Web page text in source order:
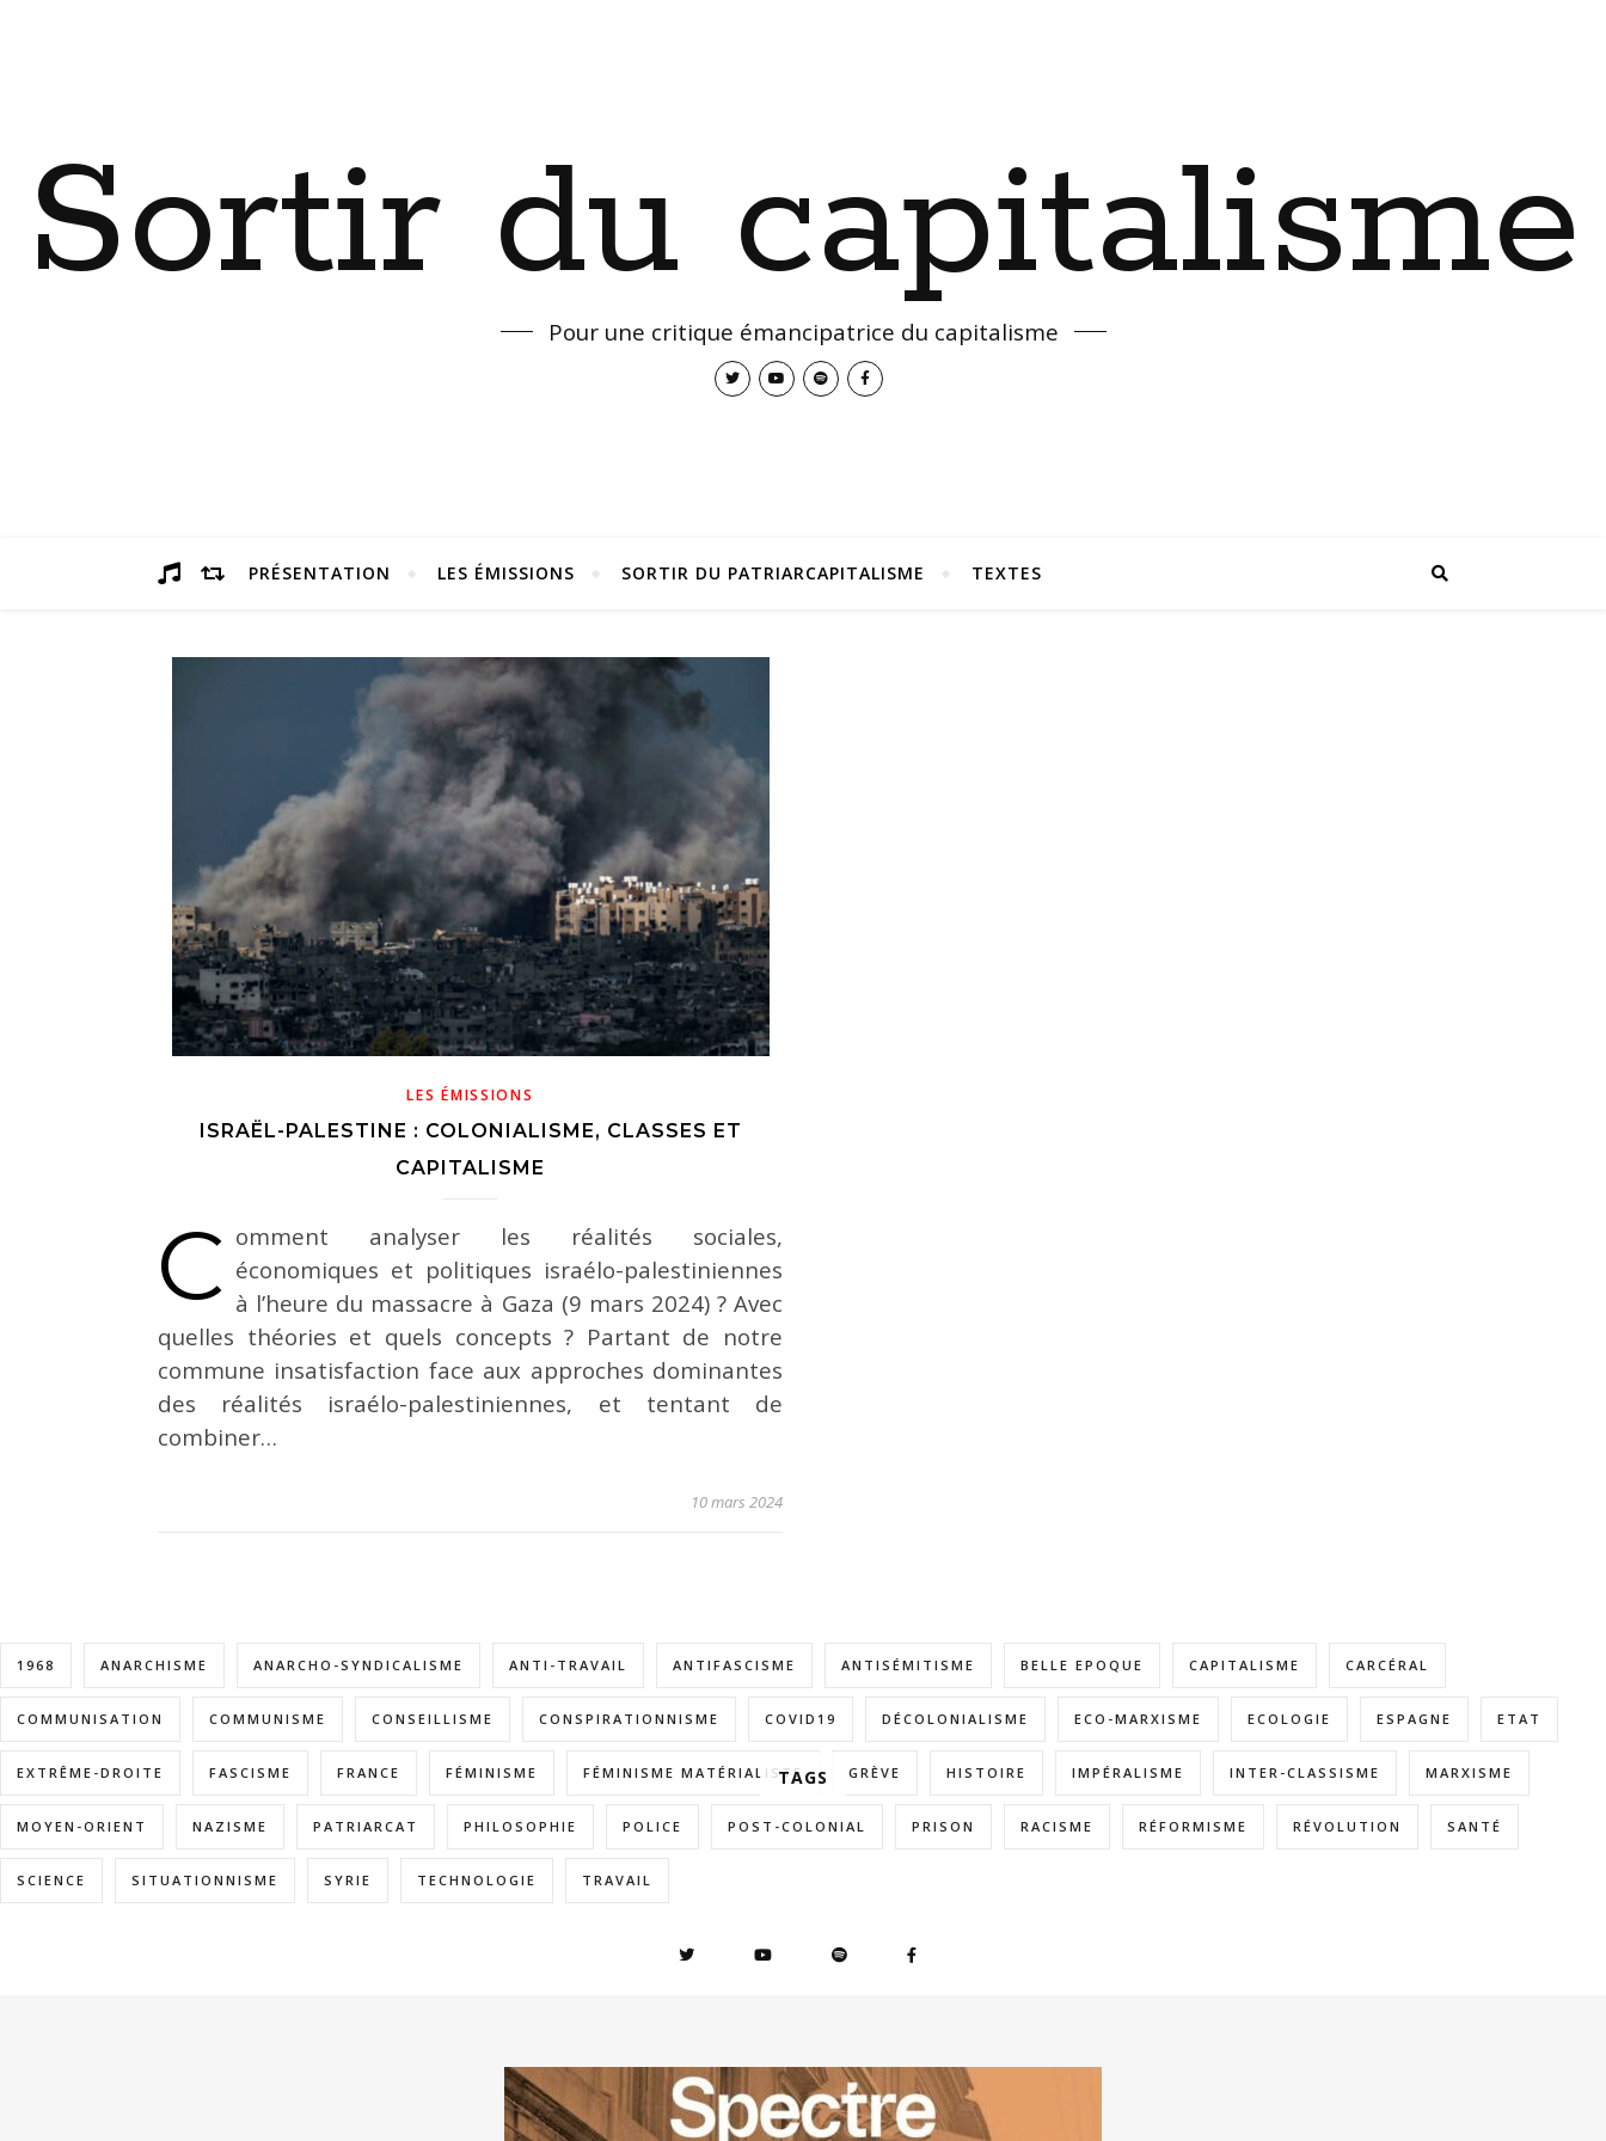
Sortir du capitalisme
Pour une critique émancipatrice du capitalisme
PRÉSENTATION LES ÉMISSIONS SORTIR DU PATRIARCAPITALISME TEXTES
LES ÉMISSIONS
ISRAËL-PALESTINE : COLONIALISME, CLASSES ET
CAPITALISME
C omment analyser les réalités sociales,
économiques et politiques israélo-palestiniennes
à l’heure du massacre à Gaza (9 mars 2024) ? Avec
quelles théories et quels concepts ? Partant de notre
commune insatisfaction face aux approches dominantes
des réalités israélo-palestiniennes, et tentant de
combiner…
10 mars 2024
TAGS
1968 ANARCHISME ANARCHO-SYNDICALISME ANTI-TRAVAIL ANTIFASCISME ANTISÉMITISME BELLE EPOQUE CAPITALISME CARCÉRAL
COMMUNISATION COMMUNISME CONSEILLISME CONSPIRATIONNISME COVID19 DÉCOLONIALISME ECO-MARXISME ECOLOGIE ESPAGNE ETAT
EXTRÊME-DROITE FASCISME FRANCE FÉMINISME FÉMINISME MATÉRIALISTE GRÈVE HISTOIRE IMPÉRALISME INTER-CLASSISME MARXISME
MOYEN-ORIENT NAZISME PATRIARCAT PHILOSOPHIE POLICE POST-COLONIAL PRISON RACISME RÉFORMISME RÉVOLUTION SANTÉ
SCIENCE SITUATIONNISME SYRIE TECHNOLOGIE TRAVAIL